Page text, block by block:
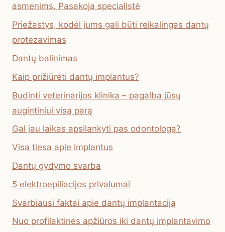
asmenims. Pasakoja specialistė
Priežastys, kodėl jums gali būti reikalingas dantų
protezavimas
Dantų balinimas
Kaip prižiūrėti dantų implantus?
Budinti veterinarijos klinika – pagalba jūsų
augintiniui visą parą
Gal jau laikas apsilankyti pas odontologą?
Visa tiesa apie implantus
Dantų gydymo svarba
5 elektroepiliacijos privalumai
Svarbiausi faktai apie dantų implantaciją
Nuo profilaktinės apžiūros iki dantų implantavimo